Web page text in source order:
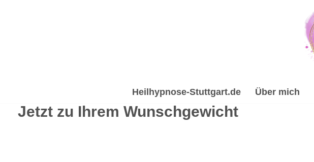
Heilhypnose-Stuttgart.de Über mich
Jetzt zu Ihrem Wunschgewicht